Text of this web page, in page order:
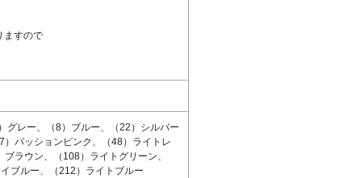
ますので
グレー、（8）ブルー、（22）シルバー
パッションピンク、（48）ライトレ
ラウン、（108）ライトグリーン、
ブルー、（212）ライトブルー